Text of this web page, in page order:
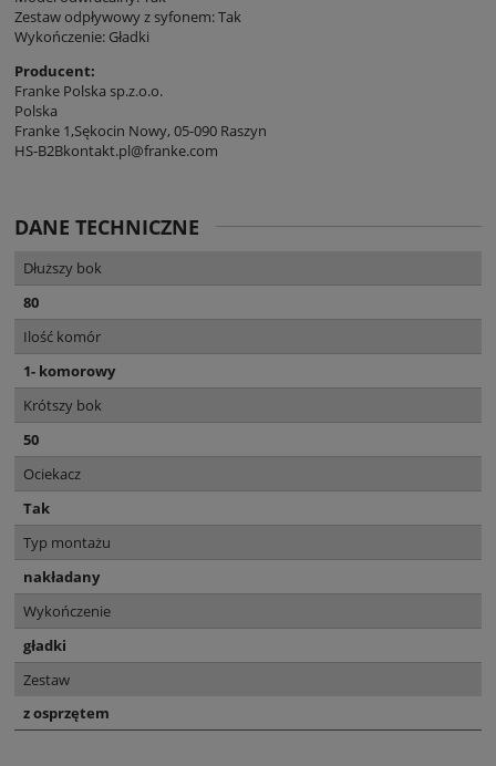
Zestaw odpływowy z syfonem: Tak
Wykończenie: Gładki
Producent:
Franke Polska sp.z.o.o.
Polska
Franke 1,Sękocin Nowy, 05-090 Raszyn
HS-B2Bkontakt.pl@franke.com
DANE TECHNICZNE
Dłuższy bok
80
Ilość komór
1- komorowy
Krótszy bok
50
Ociekacz
Tak
Typ montażu
nakładany
Wykończenie
gładki
Zestaw
z osprzętem